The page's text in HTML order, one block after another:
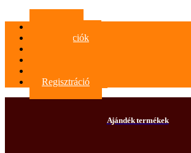
Információk
Regisztráció
Ajándék termékek